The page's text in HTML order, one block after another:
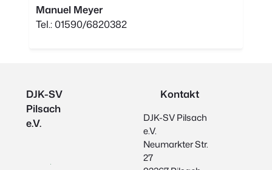
Manuel Meyer
Tel.: 01590/6820382
DJK-SV
Pilsach
e.V.
Kontakt
DJK-SV Pilsach
e.V.
Neumarkter Str.
27